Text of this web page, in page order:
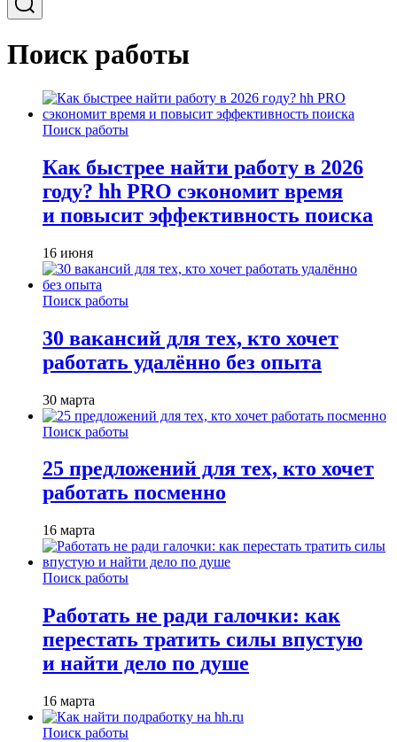
Поиск работы
Поиск работы
Как быстрее найти работу в 2026
году? hh PRO сэкономит время
и повысит эффективность поиска
16 июня
Поиск работы
30 вакансий для тех, кто хочет
работать удалённо без опыта
30 марта
Поиск работы
25 предложений для тех, кто хочет
работать посменно
16 марта
Поиск работы
Работать не ради галочки: как
перестать тратить силы впустую
и найти дело по душе
16 марта
Поиск работы